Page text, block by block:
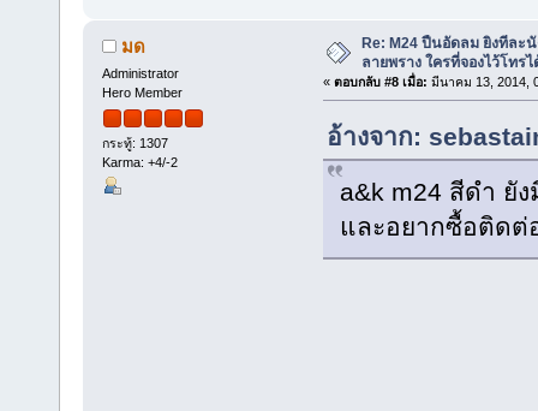
มด
Administrator
Hero Member
กระทู้: 1307
Karma: +4/-2
Re: M24 ปืนอัดลม ยิงทีละ
ลายพราง ใครที่จองไว้โทร
« ตอบกลับ #8 เมื่อ: มีนาคม 13, 2014,
อ้างจาก:
a&k m24 สีดำ ยั
และอยากซื้อติดต่